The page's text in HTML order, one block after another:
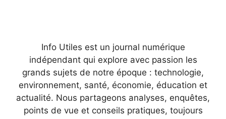
Info Utiles est un journal numérique
indépendant qui explore avec passion les
grands sujets de notre époque : technologie,
environnement, santé, économie, éducation et
actualité. Nous partageons analyses, enquêtes,
points de vue et conseils pratiques, toujours